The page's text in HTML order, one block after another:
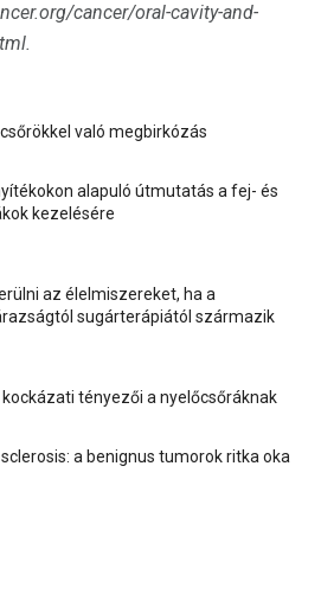
cancer/oral-cavity-and-
való megbirkózás
alapuló útmutatás a fej- és
kezelésére
az élelmiszereket, ha a
sugárterápiától származik
kockázati tényezői a nyelőcsőráknak
a benignus tumorok ritka oka